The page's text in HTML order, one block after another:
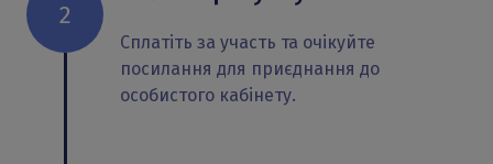
2
Сплатіть за участь та очікуйте
посилання для приєднання до
особистого кабінету.